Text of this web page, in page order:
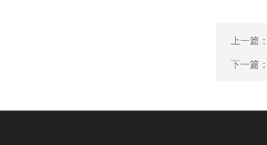
上一篇
下一篇